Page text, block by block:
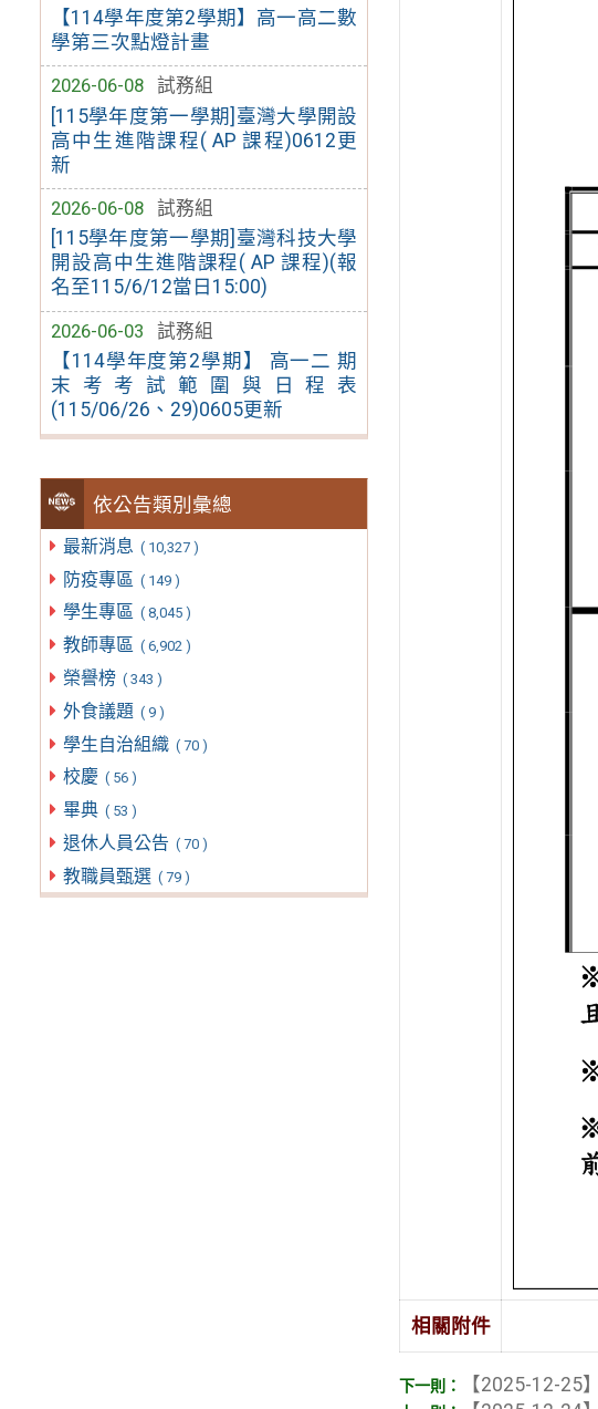
【114學年度第2學期】高一高二數
學第三次點燈計畫
2026-06-08
試務組
[115學年度第一學期]臺灣大學開設
高中生進階課程( AP 課程)0612更
新
2026-06-08
試務組
[115學年度第一學期]臺灣科技大學
開設高中生進階課程( AP 課程)(報
名至115/6/12當日15:00)
2026-06-03
試務組
【114學年度第2學期】 高一二 期
末考考試範圍與日程表
(115/06/26、29)0605更新
依公告類別彙總
最新消息 ( 10,327 )
防疫專區 ( 149 )
學生專區 ( 8,045 )
教師專區 ( 6,902 )
榮譽榜 ( 343 )
外食議題 ( 9 )
學生自治組織 ( 70 )
校慶 ( 56 )
畢典 ( 53 )
退休人員公告 ( 70 )
教職員甄選 ( 79 )
相關附件
【2025-12-25